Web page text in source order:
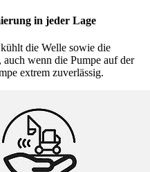
in jeder Lage
die Welle sowie die
wenn die Pumpe auf der
extrem zuverlässig.